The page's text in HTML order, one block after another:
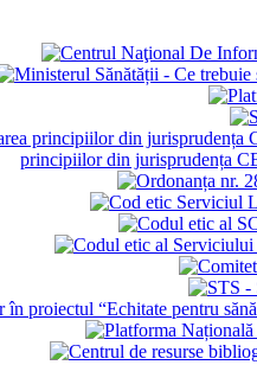
principiilor din jurisprudența